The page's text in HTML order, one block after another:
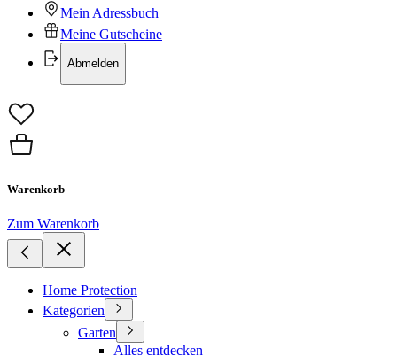
Mein Adressbuch
Meine Gutscheine
Abmelden
Warenkorb
Zum Warenkorb
Home Protection
Kategorien
Garten
Alles entdecken